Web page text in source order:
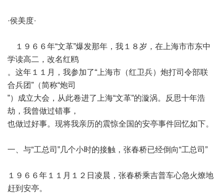
·侯美度·
１９６６年“文革”爆发那年，我１８岁，在上海市市东中
学读高二，改名红鸥
。这年１１月，我参加了“ 上海市（红卫兵）炮打司令部联
合兵团” （简称“炮司
”）成立大会，从此卷进了上海“文革”的漩涡。反思十年浩
劫，我曾做过错事，
也做过好事。现将我亲历的震惊全国的安亭事件回忆如下。
一、与“工总司 ”几个小时的接触，张春桥已经倒向“工总司 ”
１９６６年１１月１２日凌晨，张春桥乘吉普车心急火燎地
赶到安亭。